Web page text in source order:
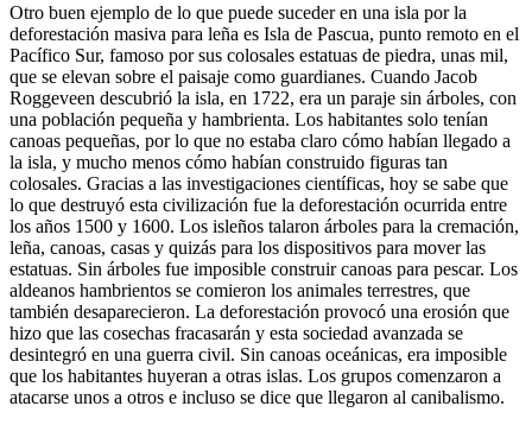
Otro buen ejemplo de lo que puede suceder en una isla por la
deforestación masiva para leña es Isla de Pascua, punto remoto en el
Pacífico Sur, famoso por sus colosales estatuas de piedra, unas mil,
que se elevan sobre el paisaje como guardianes. Cuando Jacob
Roggeveen descubrió la isla, en 1722, era un paraje sin árboles, con
una población pequeña y hambrienta. Los habitantes solo tenían
canoas pequeñas, por lo que no estaba claro cómo habían llegado a
la isla, y mucho menos cómo habían construido figuras tan
colosales. Gracias a las investigaciones científicas, hoy se sabe que
lo que destruyó esta civilización fue la deforestación ocurrida entre
los años 1500 y 1600. Los isleños talaron árboles para la cremación,
leña, canoas, casas y quizás para los dispositivos para mover las
estatuas. Sin árboles fue imposible construir canoas para pescar. Los
aldeanos hambrientos se comieron los animales terrestres, que
también desaparecieron. La deforestación provocó una erosión que
hizo que las cosechas fracasarán y esta sociedad avanzada se
desintegró en una guerra civil. Sin canoas oceánicas, era imposible
que los habitantes huyeran a otras islas. Los grupos comenzaron a
atacarse unos a otros e incluso se dice que llegaron al canibalismo.